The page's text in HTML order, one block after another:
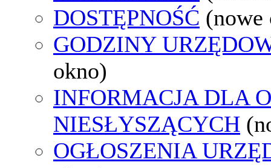
DOSTĘPNOŚĆ (nowe
GODZINY
okno)
INFORMACJA DLA
NIESŁYSZĄCYCH
OGŁOSZENIA